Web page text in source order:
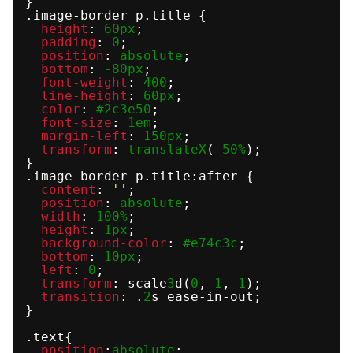
.image-border p.title {
height : 60px ;
padding : 0 ;
position : absolute ;
bottom : -80px ;
font-weight : 400 ;
line-height : 60px ;
color : #2c3e50 ;
font-size : 1em ;
margin-left : 150px ;
transform : translateX( -50%);
}
.image-border p.title:after {
content : '' ;
position : absolute ;
width : 100%;
height : 1px ;
background-color : #e74c3c ;
bottom : 10px ;
left : 0 ;
transform : scale3d( 0 , 1 , 1 );
transition : . 2s ease-in-out;
}
.text{